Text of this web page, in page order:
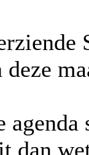
agenda
dan